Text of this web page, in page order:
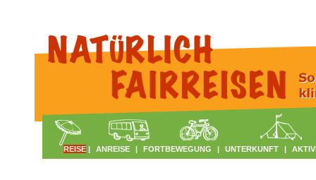
REISE | ANREISE | FORTBEWEGUNG | UNTERKUNFT |